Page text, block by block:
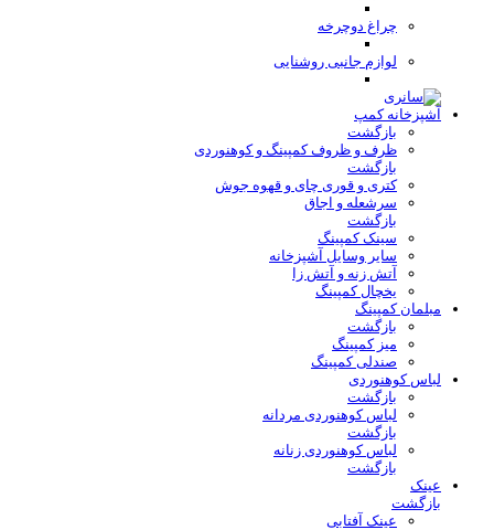
چراغ دوچرخه
لوازم جانبی روشنایی
آشپزخانه کمپ
بازگشت
ظرف و ظروف کمپینگ و کوهنوردی
بازگشت
کتری و قوری چای و قهوه جوش
سرشعله و اجاق
بازگشت
سینک کمپینگ
سایر وسایل آشپزخانه
آتش زنه و آتش زا
یخچال کمپینگ
مبلمان کمپینگ
بازگشت
میز کمپینگ
صندلی کمپینگ
لباس کوهنوردی
بازگشت
لباس کوهنوردی مردانه
بازگشت
لباس کوهنوردی زنانه
بازگشت
عینک
بازگشت
عینک آفتابی